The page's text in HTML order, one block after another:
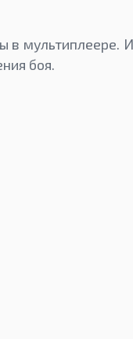
мультиплеере.
боя.